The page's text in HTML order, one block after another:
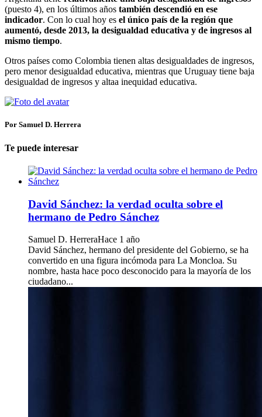
(puesto 4), en los últimos años también descendió en ese
indicador. Con lo cual hoy es el único país de la región que
aumentó, desde 2013, la desigualdad educativa y de ingresos al
mismo tiempo.
Otros países como Colombia tienen altas desigualdades de ingresos,
pero menor desigualdad educativa, mientras que Uruguay tiene baja
desigualdad de ingresos y altaa inequidad educativa.
Por Samuel D. Herrera
Te puede interesar
David Sánchez: la verdad oculta sobre el
hermano de Pedro Sánchez
Samuel D. HerreraHace 1 año
David Sánchez, hermano del presidente del Gobierno, se ha
convertido en una figura incómoda para La Moncloa. Su
nombre, hasta hace poco desconocido para la mayoría de los
ciudadano...